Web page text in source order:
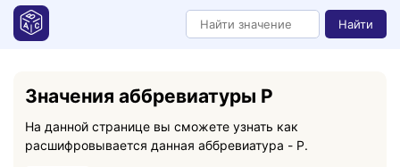
Найти
Значения аббревиатуры Р
На данной странице вы сможете узнать как
расшифровывается данная аббревиатура - Р.